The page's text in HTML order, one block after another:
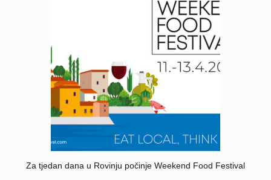
Za tjedan dana u Rovinju počinje Weekend Food Festival